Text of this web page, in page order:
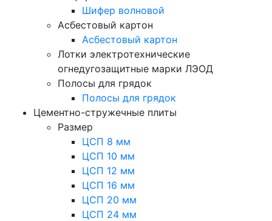
Шифер волновой
Асбестовый картон
Асбестовый картон
Лотки электротехнические
огнедугозащитные марки ЛЭОД
Полосы для грядок
Полосы для грядок
Цементно-стружечные плиты
Размер
ЦСП 8 мм
ЦСП 10 мм
ЦСП 12 мм
ЦСП 16 мм
ЦСП 20 мм
ЦСП 24 мм